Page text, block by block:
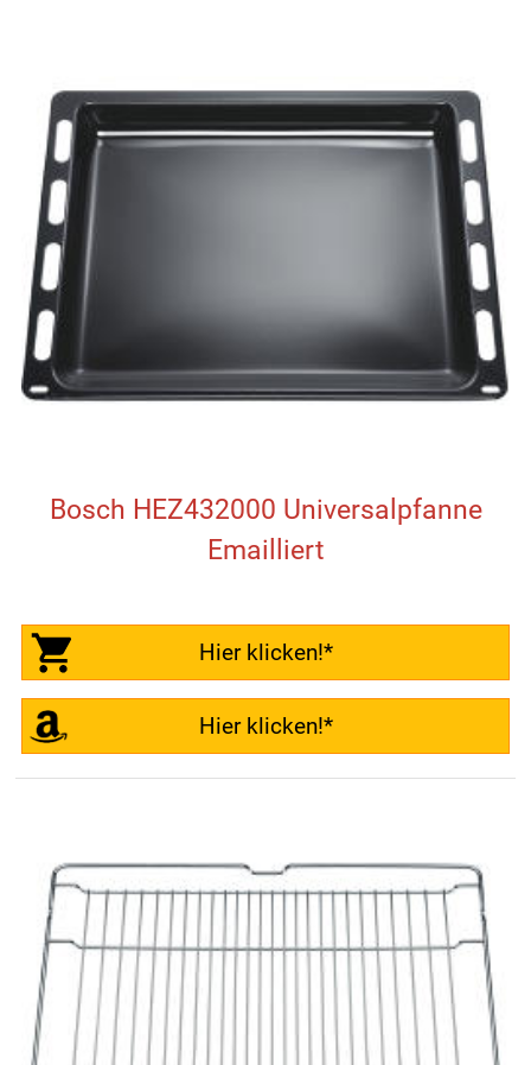
Bosch HEZ432000 Universalpfanne
Emailliert
Hier klicken!*
Hier klicken!*